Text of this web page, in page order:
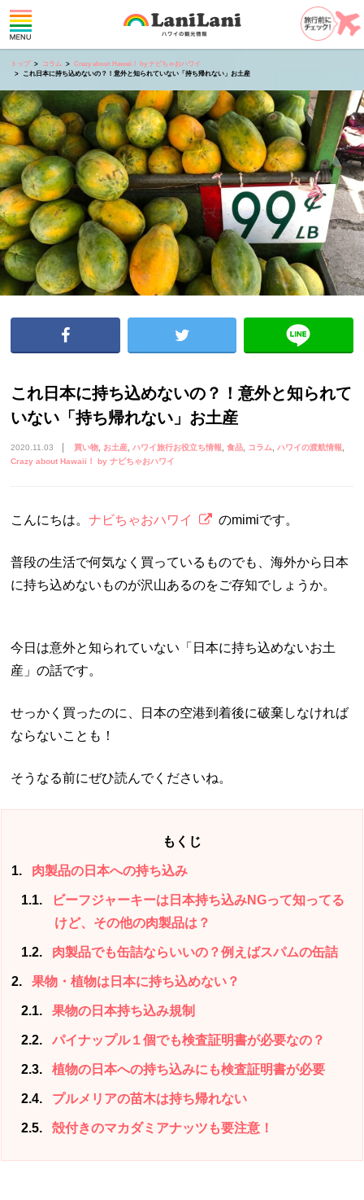
トップ コラム
Crazy about Hawaii！ by ナビちゃおハワイ
これ日本に持ち込めないの？！意外と知られていない「持ち帰れない」お土産
これ日本に持ち込めないの？！意外と知られて
いない「持ち帰れない」お土産
2020.11.03 買い物 お土産 ハワイ旅行お役立ち情報 食品 コラム ハワイの渡航情報
Crazy about Hawaii！ by ナビちゃおハワイ
こんにちは。ナビちゃおハワイ のmimiです。
普段の生活で何気なく買っているものでも、海外から日本
に持ち込めないものが沢山あるのをご存知でしょうか。
今日は意外と知られていない「日本に持ち込めないお土
産」の話です。
せっかく買ったのに、日本の空港到着後に破棄しなければ
ならないことも！
そうなる前にぜひ読んでくださいね。
もくじ
1 肉製品の日本への持ち込み
1.1
ビーフジャーキーは日本持ち込みNGって知ってる
けど、その他の肉製品は？
1.2 肉製品でも缶詰ならいいの？例えばスパムの缶詰
2 果物・植物は日本に持ち込めない？
2.1 果物の日本持ち込み規制
2.2 パイナップル１個でも検査証明書が必要なの？
2.3 植物の日本への持ち込みにも検査証明書が必要
2.4 プルメリアの苗木は持ち帰れない
2.5 殻付きのマカダミアナッツも要注意！